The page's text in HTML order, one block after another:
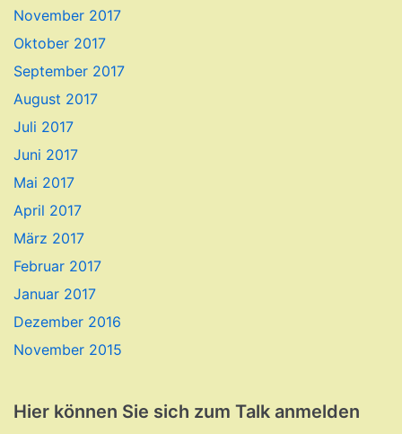
November 2017
Oktober 2017
September 2017
August 2017
Juli 2017
Juni 2017
Mai 2017
April 2017
März 2017
Februar 2017
Januar 2017
Dezember 2016
November 2015
Hier können Sie sich zum Talk anmelden